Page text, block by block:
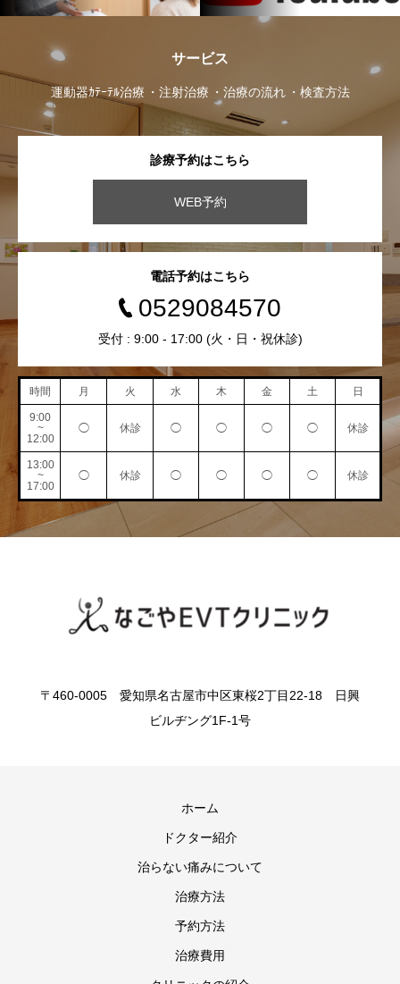
サービス
運動器ｶﾃｰﾃﾙ治療 注射治療 治療の流れ 検査方法
診療予約はこちら
WEB予約
電話予約はこちら
0529084570
受付 : 9:00 - 17:00 (火・日・祝休診)
時間 月 火 水 木 金 土 日
9:00
~
12:00
◯ 休診 ◯ ◯ ◯ ◯ 休診
13:00
~
17:00
◯ 休診 ◯ ◯ ◯ ◯ 休診
〒460-0005 愛知県名古屋市中区東桜2丁目22-18 日興
ビルヂング1F-1号
ホーム
ドクター紹介
治らない痛みについて
治療方法
予約方法
治療費用